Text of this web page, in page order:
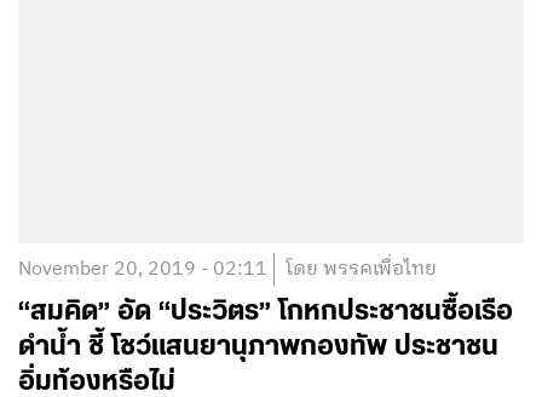
November 20, 2019 - 02:11 โดย พรรคเพื่อไทย
“สมคิด” อัด “ประวิตร” โกหกประชาชนซื้อเรือ
ดำน้ำ ชี้ โชว์แสนยานุภาพกองทัพ ประชาชน
อิ่มท้องหรือไม่